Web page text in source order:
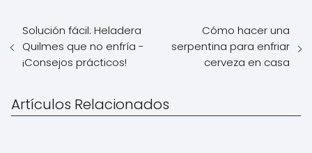
Solución fácil: Heladera
Quilmes que no enfría -
¡Consejos prácticos!
Cómo hacer una
serpentina para enfriar
cerveza en casa
Artículos Relacionados